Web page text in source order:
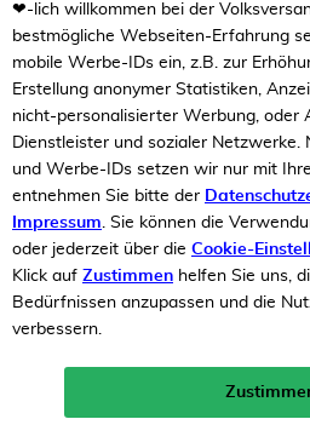
10%
Neukunden-Rabatt ab
mehr erfahren >
die allergischen Symptome
bekannte Lorano®, das je nach
Wirkstoff Loratadin bzw.
viele generische Medikamente
bzw. Levocetirizin. Wir erhalten
Mehr lesen
Tags: Produktberatung,Allergien und
❤-lich willkommen bei der
bestmögliche Webseiten-Erfahrung
mobile Werbe-IDs ein, z.B. zur
Erstellung anonymer Statistiken,
nicht-personalisierter Werbung, oder
Dienstleister und sozialer Netzwerke.
und Werbe-IDs setzen wir nur mit
entnehmen Sie bitte der
Impressum. Sie können die
oder jederzeit über die Cookie-
Klick auf Zustimmen helfen Sie uns,
Bedürfnissen anzupassen und die
verbessern.